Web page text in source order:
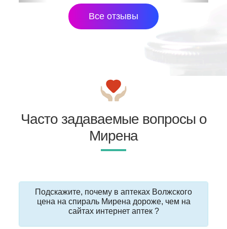
Все отзывы
Часто задаваемые вопросы о
Мирена
Подскажите, почему в аптеках Волжского
цена на спираль Мирена дороже, чем на
сайтах интернет аптек ?